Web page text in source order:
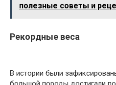
полезные советы и
Рекордные веса
В истории были